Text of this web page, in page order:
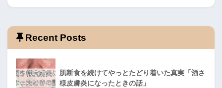
Recent Posts
肌断食を続けてやっとたどり着いた真実「酒さ
様皮膚炎になったときの話」